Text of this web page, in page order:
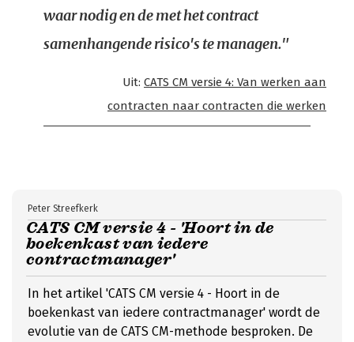
waar nodig en de met het contract
samenhangende risico's te managen."
Uit: CATS CM versie 4: Van werken aan
contracten naar contracten die werken
CATS CM versie 4 - 'Hoort in de
boekenkast van iedere
contractmanager'
Peter Streefkerk
In het artikel 'CATS CM versie 4 - Hoort in de
boekenkast van iedere contractmanager' wordt de
evolutie van de CATS CM-methode besproken. De